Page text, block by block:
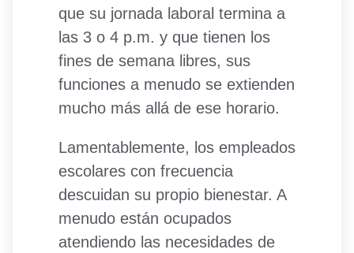
que su jornada laboral termina a
las 3 o 4 p.m. y que tienen los
fines de semana libres, sus
funciones a menudo se extienden
mucho más allá de ese horario.
Lamentablemente, los empleados
escolares con frecuencia
descuidan su propio bienestar. A
menudo están ocupados
atendiendo las necesidades de